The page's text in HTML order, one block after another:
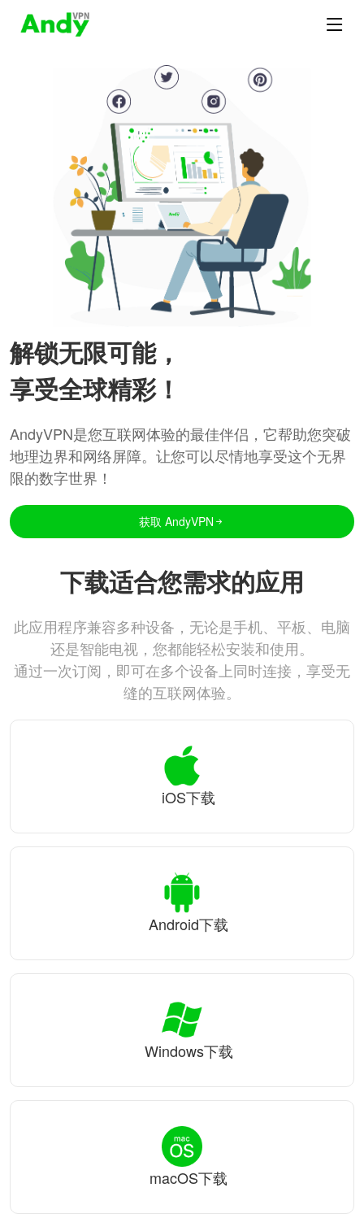
解锁无限可能，
享受全球精彩！
AndyVPN是您互联网体验的最佳伴侣，它帮助您突破
地理边界和网络屏障。让您可以尽情地享受这个无界
限的数字世界！
获取 AndyVPN
下载适合您需求的应用
此应用程序兼容多种设备，无论是手机、平板、电脑
还是智能电视，您都能轻松安装和使用。
通过一次订阅，即可在多个设备上同时连接，享受无
缝的互联网体验。
iOS下载
Android下载
Windows下载
macOS下载